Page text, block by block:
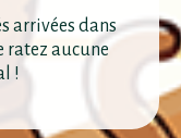
arrivées dans
ratez aucune
!